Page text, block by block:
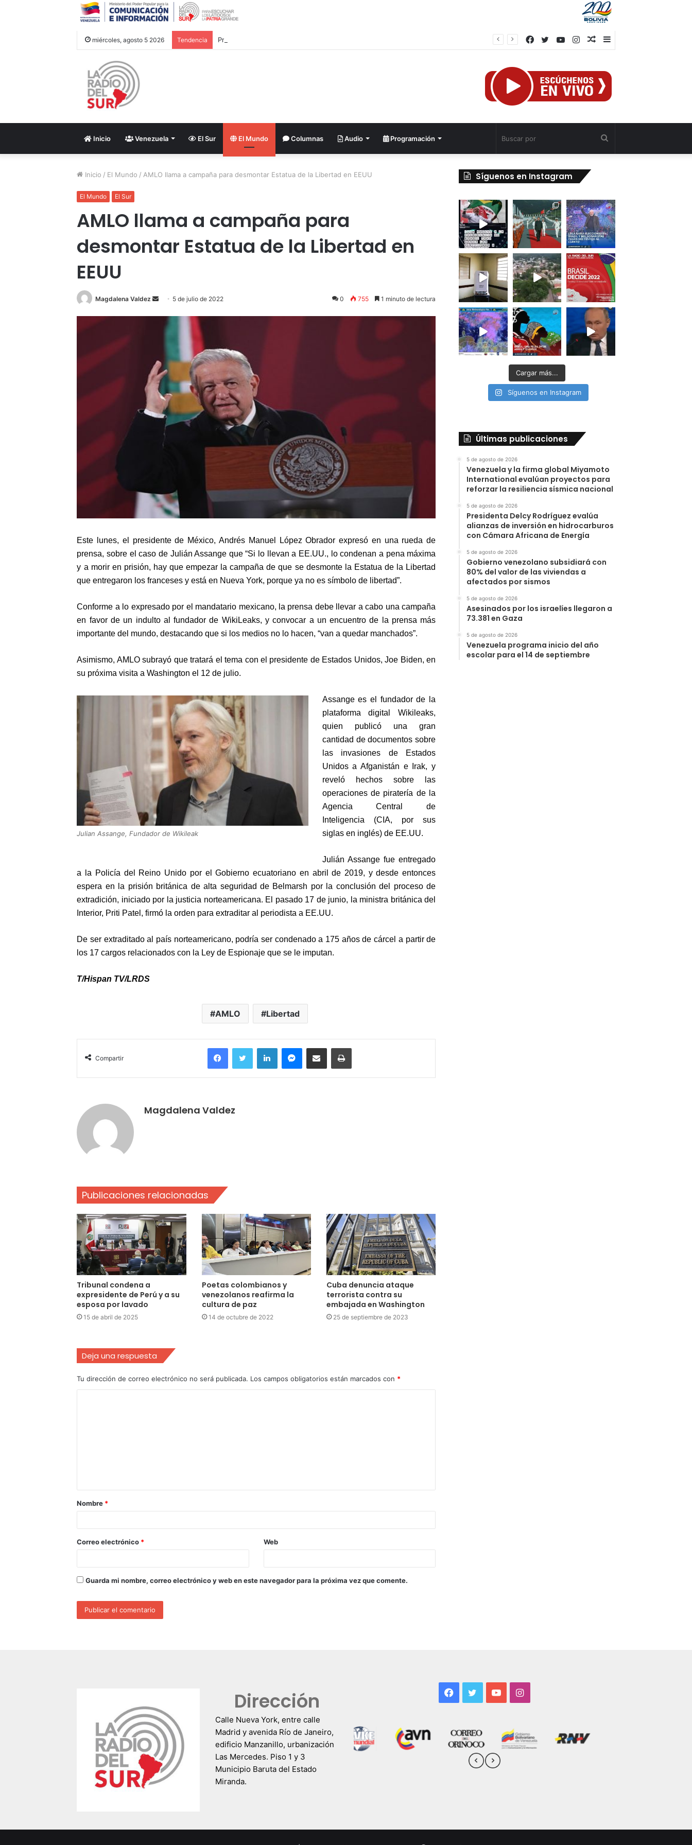
miércoles, agosto 5 2026 Tendencia
Barra
Publicación
azar
Instagram
YouTube
Twitter
Facebook
Inicio Venezuela El Sur El Mundo Columnas Audio Programación
Inicio / El Mundo / AMLO llama a campaña para desmontar Estatua de la Libertad en EEUU
El Mundo El Sur
AMLO llama a campaña para
desmontar Estatua de la Libertad en
EEUU
Magdalena Valdez
Send5 de julio de 2022 0 755 1 minuto de lectura
Este lunes, el presidente de México, Andrés Manuel López Obrador expresó en una rueda de
prensa, sobre el caso de Julián Assange que “Si lo llevan a EE.UU., lo condenan a pena máxima
y a morir en prisión, hay que empezar la campaña de que se desmonte la Estatua de la Libertad
que entregaron los franceses y está en Nueva York, porque ya no es símbolo de libertad”.
Conforme a lo expresado por el mandatario mexicano, la prensa debe llevar a cabo una campaña
en favor de un indulto al fundador de WikiLeaks, y convocar a un encuentro de la prensa más
importante del mundo, destacando que si los medios no lo hacen, “van a quedar manchados”.
Asimismo, AMLO subrayó que tratará el tema con el presidente de Estados Unidos, Joe Biden, en
su próxima visita a Washington el 12 de julio.
Julian Assange, Fundador de Wikileak
Assange es el fundador de la
plataforma digital Wikileaks,
quien publicó una gran
cantidad de documentos sobre
las invasiones de Estados
Unidos a Afganistán e Irak, y
reveló hechos sobre las
operaciones de piratería de la
Agencia Central de
Inteligencia (CIA, por sus
siglas en inglés) de EE.UU.
Julián Assange fue entregado
a la Policía del Reino Unido por el Gobierno ecuatoriano en abril de 2019, y desde entonces
espera en la prisión británica de alta seguridad de Belmarsh por la conclusión del proceso de
extradición, iniciado por la justicia norteamericana. El pasado 17 de junio, la ministra británica del
Interior, Priti Patel, firmó la orden para extraditar al periodista a EE.UU.
De ser extraditado al país norteamericano, podría ser condenado a 175 años de cárcel a partir de
los 17 cargos relacionados con la Ley de Espionaje que se le imputan.
T/Hispan TV/LRDS
AMLO Libertad
Compartir
FacebookTwitter LinkedInMessengerCompartir por correo electrónicoImprimir
Magdalena Valdez
Publicaciones relacionadas
Tribunal condena a
expresidente de Perú y a su
esposa por lavado
15 de abril de 2025
Poetas colombianos y
venezolanos reafirma la
cultura de paz
14 de octubre de 2022
Cuba denuncia ataque
terrorista contra su
embajada en Washington
25 de septiembre de 2023
Deja una respuesta
Tu dirección de correo electrónico no será publicada. Los campos obligatorios están marcados con *
Nombre *
Correo electrónico * Web
Guarda mi nombre, correo electrónico y web en este navegador para la próxima vez que comente.
Síguenos en Instagram
Cargar más...
Síguenos en Instagram
Últimas publicaciones
5 de agosto de 2026
Venezuela y la firma global Miyamoto
International evalúan proyectos para
reforzar la resiliencia sísmica nacional
5 de agosto de 2026
Presidenta Delcy Rodríguez evalúa
alianzas de inversión en hidrocarburos
con Cámara Africana de Energía
5 de agosto de 2026
Gobierno venezolano subsidiará con
80% del valor de las viviendas a
afectados por sismos
5 de agosto de 2026
Asesinados por los israelíes llegaron a
73.381 en Gaza
5 de agosto de 2026
Venezuela programa inicio del año
escolar para el 14 de septiembre
Dirección
Calle Nueva York, entre calle
Madrid y avenida Río de Janeiro,
edificio Manzanillo, urbanización
Las Mercedes. Piso 1 y 3
Municipio Baruta del Estado
Miranda.
Facebook
TwitterYouTubeInstagram